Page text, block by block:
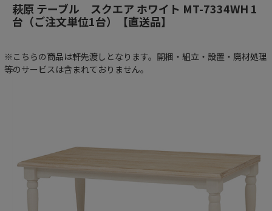
萩原 テーブル スクエア ホワイト MT-7334WH 1
台（ご注文単位1台）【直送品】
※こちらの商品は軒先渡しとなります。開梱・組立・設置・廃材処理
等のサービスは含まれておりません。